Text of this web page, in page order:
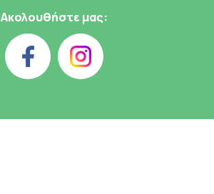
Ακολουθήστε μας: